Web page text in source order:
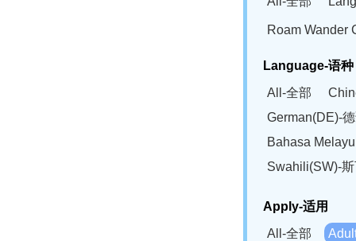
Roam Wander
Language-语种
All-全部
German(DE)-
Bahasa
Swahili(SW)-
Apply-适用
All-全部